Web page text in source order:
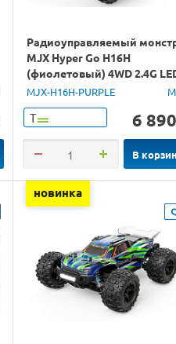
Радиоуправляемый
MJX Hyper Go H16H
(фиолетовый) 4WD 2.4G
GPS 1/16 RTR
MJX-H16H-PURPLE
Т 6 890
В
новинка